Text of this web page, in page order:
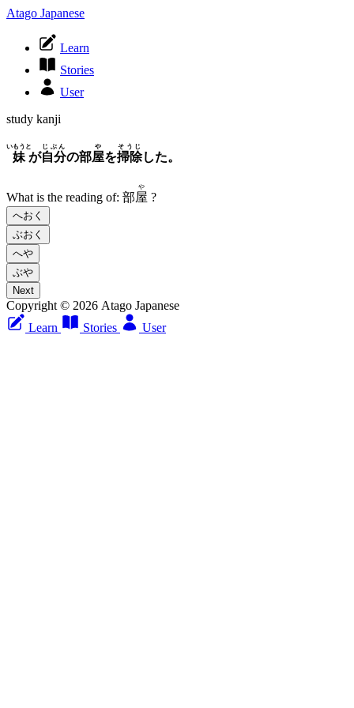
Atago Japanese
Learn
Stories
User
study kanji
妹
いもうと
が自分
じぶん
の部屋
や
を掃除
そうじ
した。
What is the reading of: 部屋
や
?
へおく
ぶおく
へや
ぶや
Next
Copyright © 2026 Atago Japanese
Learn
Stories User